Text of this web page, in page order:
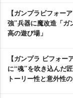
【ガンプラビフォー
強”兵器に魔改造「ガ
高の遊び場」
【ガンプラ ビフォー
に“魂”を吹き込んだ
トーリー性と意外性